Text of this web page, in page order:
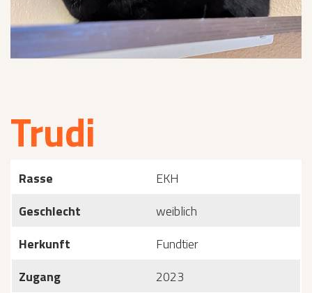
Trudi
Rasse
EKH
Geschlecht
weiblich
Herkunft
Fundtier
Zugang
2023